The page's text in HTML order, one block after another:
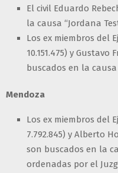
El civil Eduardo
la causa “Jordana
Los ex miembros del
10.151.475) y Gustavo
buscados en la causa
Mendoza
Los ex miembros del
7.792.845) y Alberto
son buscados en la
ordenadas por el